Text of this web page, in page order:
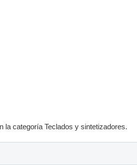
la categoría Teclados y sintetizadores.